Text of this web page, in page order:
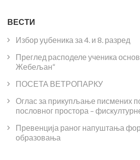
ВЕСТИ
Избор уџбеника за 4. и 8. разред
Преглед расподеле ученика
Жебељан“
ПОСЕТА ВЕТРОПАРКУ
Оглас за прикупљање писмених
пословног простора –
Превенција раног напуштања
образовања